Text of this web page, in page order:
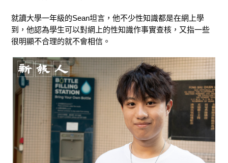
就讀大學一年級的Sean坦言，他不少性知識都是在網上學
到，他認為學生可以對網上的性知識作事實查核，又指一些
很明顯不合理的就不會相信。